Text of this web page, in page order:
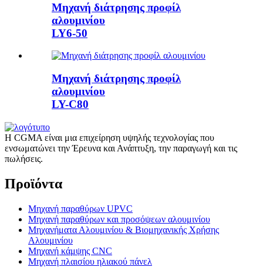
Μηχανή διάτρησης προφίλ
αλουμινίου
LY6-50
Μηχανή διάτρησης προφίλ
αλουμινίου
LY-C80
Η CGMA είναι μια επιχείρηση υψηλής τεχνολογίας που
ενσωματώνει την Έρευνα και Ανάπτυξη, την παραγωγή και τις
πωλήσεις.
Προϊόντα
Μηχανή παραθύρων UPVC
Μηχανή παραθύρων και προσόψεων αλουμινίου
Μηχανήματα Αλουμινίου & Βιομηχανικής Χρήσης
Αλουμινίου
Μηχανή κάμψης CNC
Μηχανή πλαισίου ηλιακού πάνελ